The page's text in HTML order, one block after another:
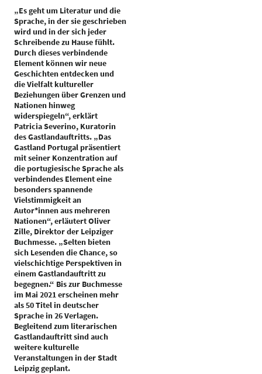
„Es geht um Literatur und die
Sprache, in der sie geschrieben
wird und in der sich jeder
Schreibende zu Hause fühlt.
Durch dieses verbindende
Element können wir neue
Geschichten entdecken und
die Vielfalt kultureller
Beziehungen über Grenzen und
Nationen hinweg
widerspiegeln“, erklärt
Patricia Severino, Kuratorin
des Gastlandauftritts. „Das
Gastland Portugal präsentiert
mit seiner Konzentration auf
die portugiesische Sprache als
verbindendes Element eine
besonders spannende
Vielstimmigkeit an
Autor*innen aus mehreren
Nationen“, erläutert Oliver
Zille, Direktor der Leipziger
Buchmesse. „Selten bieten
sich Lesenden die Chance, so
vielschichtige Perspektiven in
einem Gastlandauftritt zu
begegnen.“ Bis zur Buchmesse
im Mai 2021 erscheinen mehr
als 50 Titel in deutscher
Sprache in 26 Verlagen.
Begleitend zum literarischen
Gastlandauftritt sind auch
weitere kulturelle
Veranstaltungen in der Stadt
Leipzig geplant.